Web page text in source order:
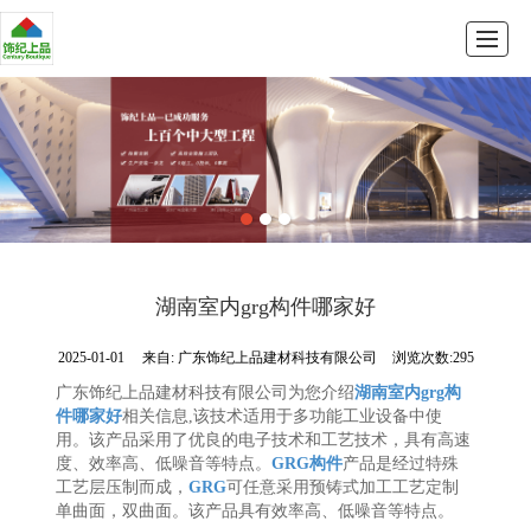
首页 GRG系列 GRC系列 新闻动态 留言反馈 联系我们
湖南室内grg构件哪家好
2025-01-01 来自: 广东饰纪上品建材科技有限公司 浏览次数:295
广东饰纪上品建材科技有限公司为您介绍湖南室内grg构
件哪家好相关信息,该技术适用于多功能工业设备中使
用。该产品采用了优良的电子技术和工艺技术，具有高速
度、效率高、低噪音等特点。GRG构件产品是经过特殊
工艺层压制而成，GRG可任意采用预铸式加工工艺定制
单曲面，双曲面。该产品具有效率高、低噪音等特点。